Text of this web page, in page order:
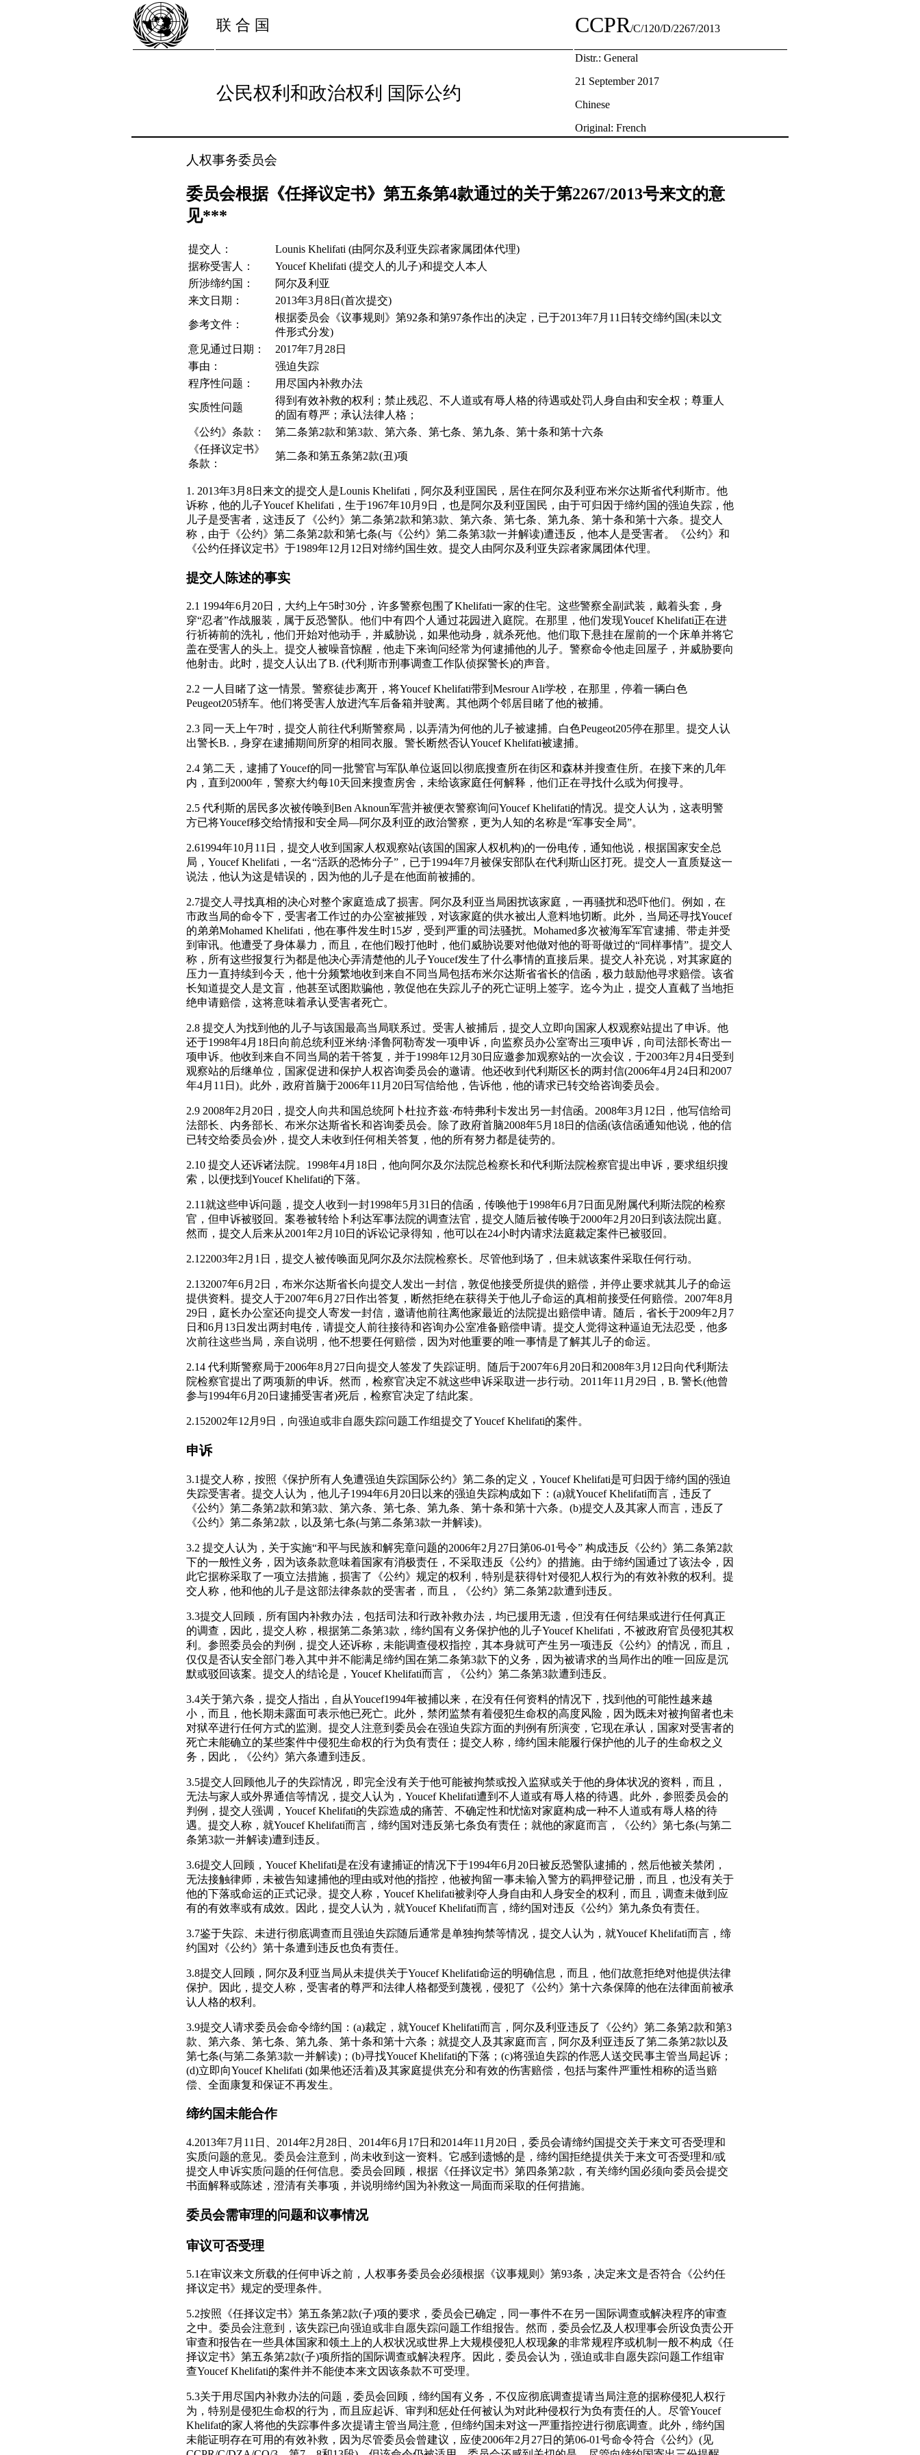
联 合 国 CCPR/C/120/D/2267/2013
公民权利和政治权利 国际公约
Distr.: General
21 September 2017
Chinese
Original: French
人权事务委员会
委员会根据《任择议定书》第五条第4款通过的关于第2267/2013号来文的意
见***
提交人：
Lounis Khelifati (由阿尔及利亚失踪者家属团体代理)
据称受害人：
Youcef Khelifati (提交人的儿子)和提交人本人
所涉缔约国：
阿尔及利亚
来文日期：
2013年3月8日(首次提交)
参考文件：
根据委员会《议事规则》第92条和第97条作出的决定，已于2013年7月11日转交缔约国(未以文
件形式分发)
意见通过日期：
2017年7月28日
事由：
强迫失踪
程序性问题：
用尽国内补救办法
实质性问题
得到有效补救的权利；禁止残忍、不人道或有辱人格的待遇或处罚人身自由和安全权；尊重人
的固有尊严；承认法律人格；
《公约》条款：
第二条第2款和第3款、第六条、第七条、第九条、第十条和第十六条
《任择议定书》
条款：
第二条和第五条第2款(丑)项
1. 2013年3月8日来文的提交人是Lounis Khelifati，阿尔及利亚国民，居住在阿尔及利亚布米尔达斯省代利斯市。他
诉称，他的儿子Youcef Khelifati，生于1967年10月9日，也是阿尔及利亚国民，由于可归因于缔约国的强迫失踪，他
儿子是受害者，这违反了《公约》第二条第2款和第3款、第六条、第七条、第九条、第十条和第十六条。提交人
称，由于《公约》第二条第2款和第七条(与《公约》第二条第3款一并解读)遭违反，他本人是受害者。《公约》和
《公约任择议定书》于1989年12月12日对缔约国生效。提交人由阿尔及利亚失踪者家属团体代理。
提交人陈述的事实
2.1 1994年6月20日，大约上午5时30分，许多警察包围了Khelifati一家的住宅。这些警察全副武装，戴着头套，身
穿“忍者”作战服装，属于反恐警队。他们中有四个人通过花园进入庭院。在那里，他们发现Youcef Khelifati正在进
行祈祷前的洗礼，他们开始对他动手，并威胁说，如果他动身，就杀死他。他们取下悬挂在屋前的一个床单并将它
盖在受害人的头上。提交人被噪音惊醒，他走下来询问经常为何逮捕他的儿子。警察命令他走回屋子，并威胁要向
他射击。此时，提交人认出了B. (代利斯市刑事调查工作队侦探警长)的声音。
2.2 一人目睹了这一情景。警察徒步离开，将Youcef Khelifati带到Mesrour Ali学校，在那里，停着一辆白色
Peugeot205轿车。他们将受害人放进汽车后备箱并驶离。其他两个邻居目睹了他的被捕。
2.3 同一天上午7时，提交人前往代利斯警察局，以弄清为何他的儿子被逮捕。白色Peugeot205停在那里。提交人认
出警长B.，身穿在逮捕期间所穿的相同衣服。警长断然否认Youcef Khelifati被逮捕。
2.4 第二天，逮捕了Youcef的同一批警官与军队单位返回以彻底搜查所在街区和森林并搜查住所。在接下来的几年
内，直到2000年，警察大约每10天回来搜查房舍，未给该家庭任何解释，他们正在寻找什么或为何搜寻。
2.5 代利斯的居民多次被传唤到Ben Aknoun军营并被便衣警察询问Youcef Khelifati的情况。提交人认为，这表明警
方已将Youcef移交给情报和安全局—阿尔及利亚的政治警察，更为人知的名称是“军事安全局”。
2.61994年10月11日，提交人收到国家人权观察站(该国的国家人权机构)的一份电传，通知他说，根据国家安全总
局，Youcef Khelifati，一名“活跃的恐怖分子”，已于1994年7月被保安部队在代利斯山区打死。提交人一直质疑这一
说法，他认为这是错误的，因为他的儿子是在他面前被捕的。
2.7提交人寻找真相的决心对整个家庭造成了损害。阿尔及利亚当局困扰该家庭，一再骚扰和恐吓他们。例如，在
市政当局的命令下，受害者工作过的办公室被摧毁，对该家庭的供水被出人意料地切断。此外，当局还寻找Youcef
的弟弟Mohamed Khelifati，他在事件发生时15岁，受到严重的司法骚扰。Mohamed多次被海军军官逮捕、带走并受
到审讯。他遭受了身体暴力，而且，在他们殴打他时，他们威胁说要对他做对他的哥哥做过的“同样事情”。提交人
称，所有这些报复行为都是他决心弄清楚他的儿子Youcef发生了什么事情的直接后果。提交人补充说，对其家庭的
压力一直持续到今天，他十分频繁地收到来自不同当局包括布米尔达斯省省长的信函，极力鼓励他寻求赔偿。该省
长知道提交人是文盲，他甚至试图欺骗他，敦促他在失踪儿子的死亡证明上签字。迄今为止，提交人直截了当地拒
绝申请赔偿，这将意味着承认受害者死亡。
2.8 提交人为找到他的儿子与该国最高当局联系过。受害人被捕后，提交人立即向国家人权观察站提出了申诉。他
还于1998年4月18日向前总统利亚米纳·泽鲁阿勒寄发一项申诉，向监察员办公室寄出三项申诉，向司法部长寄出一
项申诉。他收到来自不同当局的若干答复，并于1998年12月30日应邀参加观察站的一次会议，于2003年2月4日受到
观察站的后继单位，国家促进和保护人权咨询委员会的邀请。他还收到代利斯区长的两封信(2006年4月24日和2007
年4月11日)。此外，政府首脑于2006年11月20日写信给他，告诉他，他的请求已转交给咨询委员会。
2.9 2008年2月20日，提交人向共和国总统阿卜杜拉齐兹·布特弗利卡发出另一封信函。2008年3月12日，他写信给司
法部长、内务部长、布米尔达斯省长和咨询委员会。除了政府首脑2008年5月18日的信函(该信函通知他说，他的信
已转交给委员会)外，提交人未收到任何相关答复，他的所有努力都是徒劳的。
2.10 提交人还诉诸法院。1998年4月18日，他向阿尔及尔法院总检察长和代利斯法院检察官提出申诉，要求组织搜
索，以便找到Youcef Khelifati的下落。
2.11就这些申诉问题，提交人收到一封1998年5月31日的信函，传唤他于1998年6月7日面见附属代利斯法院的检察
官，但申诉被驳回。案卷被转给卜利达军事法院的调查法官，提交人随后被传唤于2000年2月20日到该法院出庭。
然而，提交人后来从2001年2月10日的诉讼记录得知，他可以在24小时内请求法庭裁定案件已被驳回。
2.122003年2月1日，提交人被传唤面见阿尔及尔法院检察长。尽管他到场了，但未就该案件采取任何行动。
2.132007年6月2日，布米尔达斯省长向提交人发出一封信，敦促他接受所提供的赔偿，并停止要求就其儿子的命运
提供资料。提交人于2007年6月27日作出答复，断然拒绝在获得关于他儿子命运的真相前接受任何赔偿。2007年8月
29日，庭长办公室还向提交人寄发一封信，邀请他前往离他家最近的法院提出赔偿申请。随后，省长于2009年2月7
日和6月13日发出两封电传，请提交人前往接待和咨询办公室准备赔偿申请。提交人觉得这种逼迫无法忍受，他多
次前往这些当局，亲自说明，他不想要任何赔偿，因为对他重要的唯一事情是了解其儿子的命运。
2.14 代利斯警察局于2006年8月27日向提交人签发了失踪证明。随后于2007年6月20日和2008年3月12日向代利斯法
院检察官提出了两项新的申诉。然而，检察官决定不就这些申诉采取进一步行动。2011年11月29日，B. 警长(他曾
参与1994年6月20日逮捕受害者)死后，检察官决定了结此案。
2.152002年12月9日，向强迫或非自愿失踪问题工作组提交了Youcef Khelifati的案件。
申诉
3.1提交人称，按照《保护所有人免遭强迫失踪国际公约》第二条的定义，Youcef Khelifati是可归因于缔约国的强迫
失踪受害者。提交人认为，他儿子1994年6月20日以来的强迫失踪构成如下：(a)就Youcef Khelifati而言，违反了
《公约》第二条第2款和第3款、第六条、第七条、第九条、第十条和第十六条。(b)提交人及其家人而言，违反了
《公约》第二条第2款，以及第七条(与第二条第3款一并解读)。
3.2 提交人认为，关于实施“和平与民族和解宪章问题的2006年2月27日第06-01号令” 构成违反《公约》第二条第2款
下的一般性义务，因为该条款意味着国家有消极责任，不采取违反《公约》的措施。由于缔约国通过了该法令，因
此它据称采取了一项立法措施，损害了《公约》规定的权利，特别是获得针对侵犯人权行为的有效补救的权利。提
交人称，他和他的儿子是这部法律条款的受害者，而且，《公约》第二条第2款遭到违反。
3.3提交人回顾，所有国内补救办法，包括司法和行政补救办法，均已援用无遗，但没有任何结果或进行任何真正
的调查，因此，提交人称，根据第二条第3款，缔约国有义务保护他的儿子Youcef Khelifati，不被政府官员侵犯其权
利。参照委员会的判例，提交人还诉称，未能调查侵权指控，其本身就可产生另一项违反《公约》的情况，而且，
仅仅是否认安全部门卷入其中并不能满足缔约国在第二条第3款下的义务，因为被请求的当局作出的唯一回应是沉
默或驳回该案。提交人的结论是，Youcef Khelifati而言，《公约》第二条第3款遭到违反。
3.4关于第六条，提交人指出，自从Youcef1994年被捕以来，在没有任何资料的情况下，找到他的可能性越来越
小，而且，他长期未露面可表示他已死亡。此外，禁闭监禁有着侵犯生命权的高度风险，因为既未对被拘留者也未
对狱卒进行任何方式的监测。提交人注意到委员会在强迫失踪方面的判例有所演变，它现在承认，国家对受害者的
死亡未能确立的某些案件中侵犯生命权的行为负有责任；提交人称，缔约国未能履行保护他的儿子的生命权之义
务，因此，《公约》第六条遭到违反。
3.5提交人回顾他儿子的失踪情况，即完全没有关于他可能被拘禁或投入监狱或关于他的身体状况的资料，而且，
无法与家人或外界通信等情况，提交人认为，Youcef Khelifati遭到不人道或有辱人格的待遇。此外，参照委员会的
判例，提交人强调，Youcef Khelifati的失踪造成的痛苦、不确定性和忧恼对家庭构成一种不人道或有辱人格的待
遇。提交人称，就Youcef Khelifati而言，缔约国对违反第七条负有责任；就他的家庭而言，《公约》第七条(与第二
条第3款一并解读)遭到违反。
3.6提交人回顾，Youcef Khelifati是在没有逮捕证的情况下于1994年6月20日被反恐警队逮捕的，然后他被关禁闭，
无法接触律师，未被告知逮捕他的理由或对他的指控，他被拘留一事未输入警方的羁押登记册，而且，也没有关于
他的下落或命运的正式记录。提交人称，Youcef Khelifati被剥夺人身自由和人身安全的权利，而且，调查未做到应
有的有效率或有成效。因此，提交人认为，就Youcef Khelifati而言，缔约国对违反《公约》第九条负有责任。
3.7鉴于失踪、未进行彻底调查而且强迫失踪随后通常是单独拘禁等情况，提交人认为，就Youcef Khelifati而言，缔
约国对《公约》第十条遭到违反也负有责任。
3.8提交人回顾，阿尔及利亚当局从未提供关于Youcef Khelifati命运的明确信息，而且，他们故意拒绝对他提供法律
保护。因此，提交人称，受害者的尊严和法律人格都受到蔑视，侵犯了《公约》第十六条保障的他在法律面前被承
认人格的权利。
3.9提交人请求委员会命令缔约国：(a)裁定，就Youcef Khelifati而言，阿尔及利亚违反了《公约》第二条第2款和第3
款、第六条、第七条、第九条、第十条和第十六条；就提交人及其家庭而言，阿尔及利亚违反了第二条第2款以及
第七条(与第二条第3款一并解读)；(b)寻找Youcef Khelifati的下落；(c)将强迫失踪的作恶人送交民事主管当局起诉；
(d)立即向Youcef Khelifati (如果他还活着)及其家庭提供充分和有效的伤害赔偿，包括与案件严重性相称的适当赔
偿、全面康复和保证不再发生。
缔约国未能合作
4.2013年7月11日、2014年2月28日、2014年6月17日和2014年11月20日，委员会请缔约国提交关于来文可否受理和
实质问题的意见。委员会注意到，尚未收到这一资料。它感到遗憾的是，缔约国拒绝提供关于来文可否受理和/或
提交人申诉实质问题的任何信息。委员会回顾，根据《任择议定书》第四条第2款，有关缔约国必须向委员会提交
书面解释或陈述，澄清有关事项，并说明缔约国为补救这一局面而采取的任何措施。
委员会需审理的问题和议事情况
审议可否受理
5.1在审议来文所载的任何申诉之前，人权事务委员会必须根据《议事规则》第93条，决定来文是否符合《公约任
择议定书》规定的受理条件。
5.2按照《任择议定书》第五条第2款(子)项的要求，委员会已确定，同一事件不在另一国际调查或解决程序的审查
之中。委员会注意到，该失踪已向强迫或非自愿失踪问题工作组报告。然而，委员会忆及人权理事会所设负责公开
审查和报告在一些具体国家和领土上的人权状况或世界上大规模侵犯人权现象的非常规程序或机制一般不构成《任
择议定书》第五条第2款(子)项所指的国际调查或解决程序。因此，委员会认为，强迫或非自愿失踪问题工作组审
查Youcef Khelifati的案件并不能使本来文因该条款不可受理。
5.3关于用尽国内补救办法的问题，委员会回顾，缔约国有义务，不仅应彻底调查提请当局注意的据称侵犯人权行
为，特别是侵犯生命权的行为，而且应起诉、审判和惩处任何被认为对此种侵权行为负有责任的人。尽管Youcef
Khelifat的家人将他的失踪事件多次提请主管当局注意，但缔约国未对这一严重指控进行彻底调查。此外，缔约国
未能证明存在可用的有效补救，因为尽管委员会曾建议，应使2006年2月27日的第06-01号命令符合《公约》(见